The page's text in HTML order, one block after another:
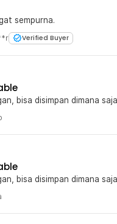
sempurna.
Verified Buyer
bisa disimpan dimana
bisa disimpan dimana